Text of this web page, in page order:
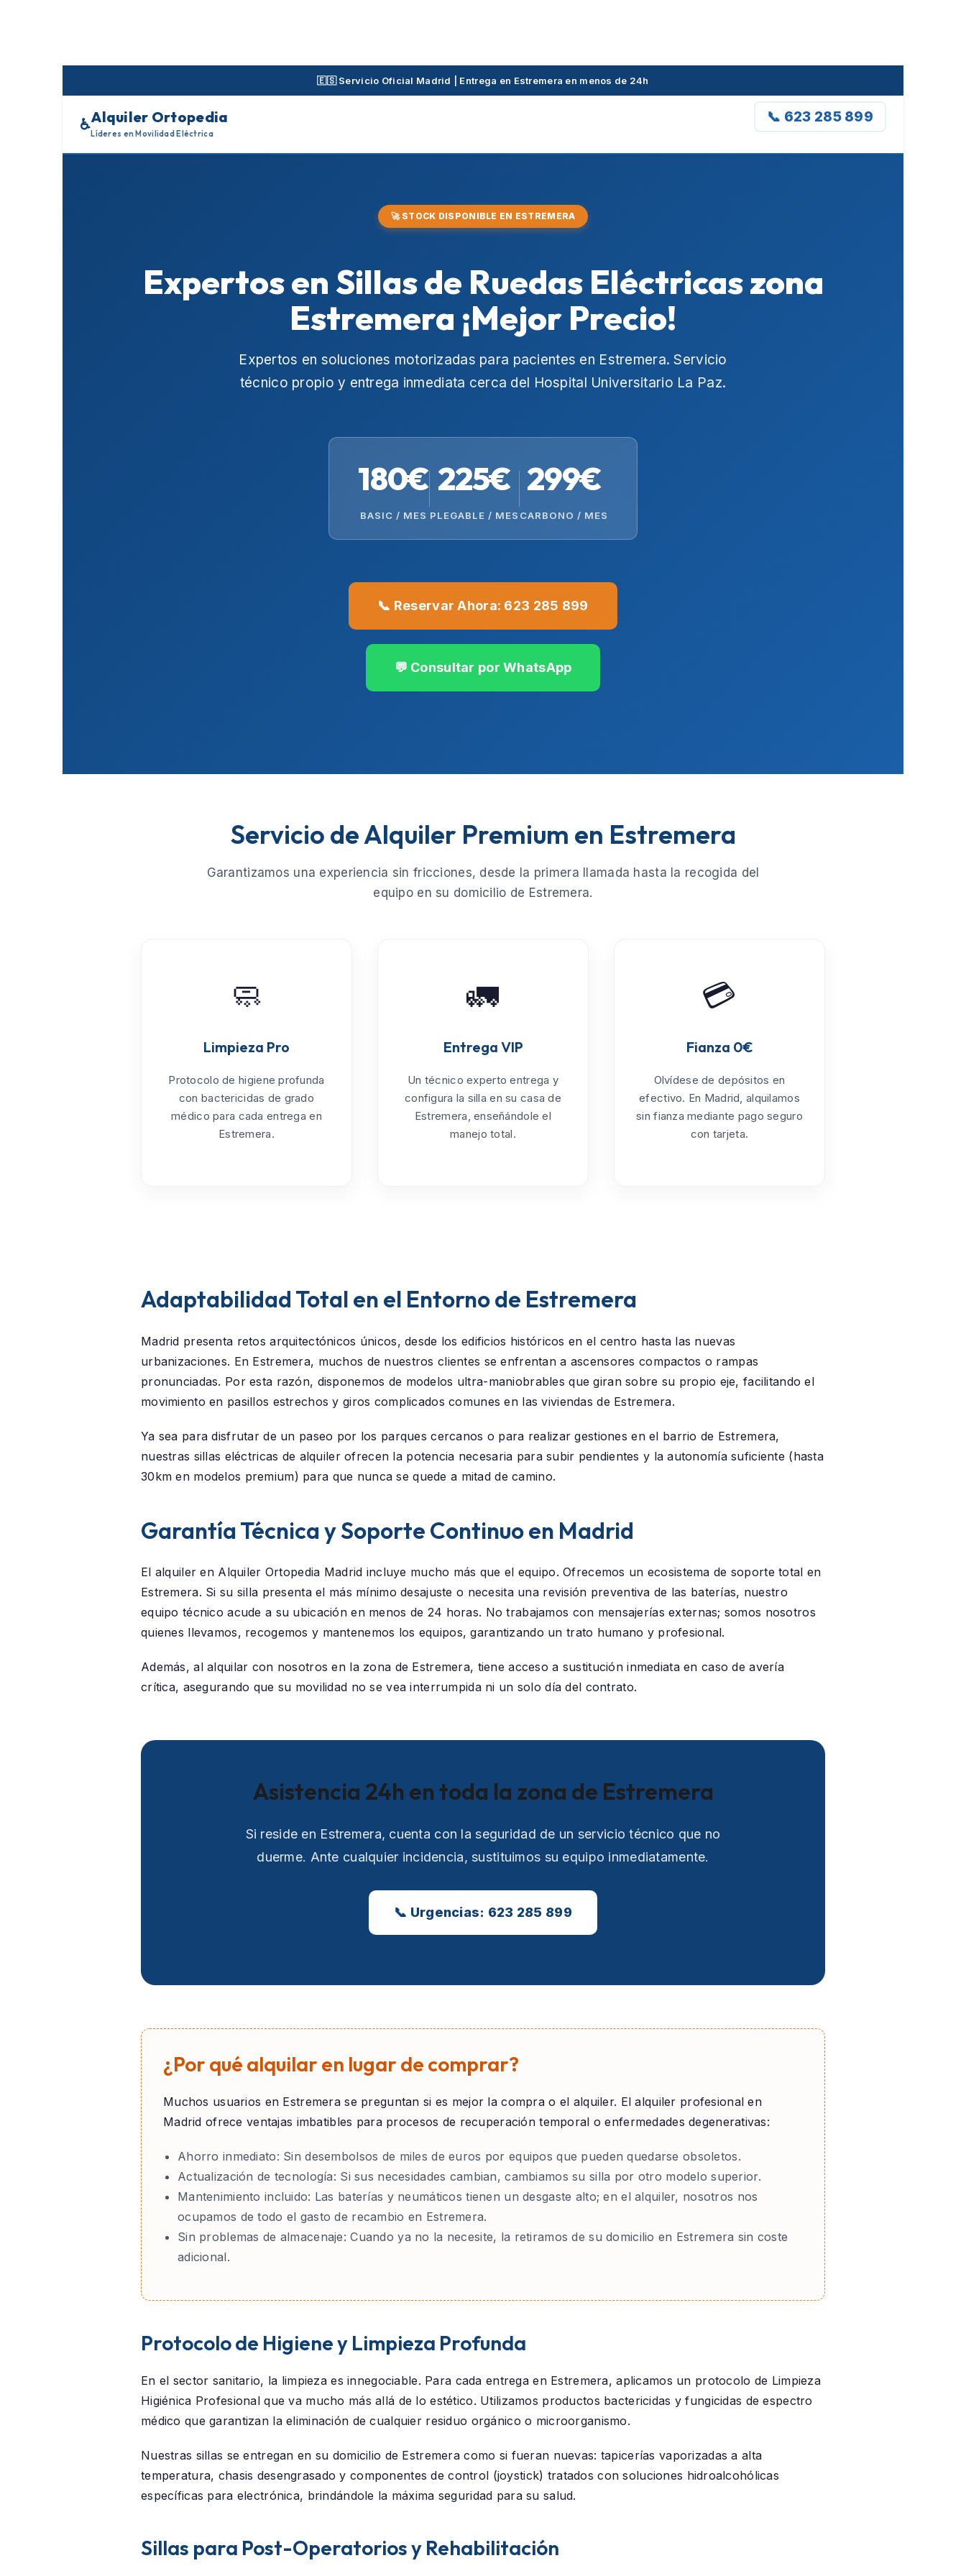
🇪🇸 Servicio Oficial Madrid | Entrega en Estremera en menos de 24h
♿Alquiler Ortopedia
Líderes en Movilidad Eléctrica
📞 623 285 899
🚀 STOCK DISPONIBLE EN ESTREMERA
Expertos en Sillas de Ruedas Eléctricas zona
Estremera ¡Mejor Precio!
Expertos en soluciones motorizadas para pacientes en Estremera. Servicio
técnico propio y entrega inmediata cerca del Hospital Universitario La Paz.
180€
BASIC / MES
225€
PLEGABLE / MES
299€
CARBONO / MES
📞 Reservar Ahora: 623 285 899
💬 Consultar por WhatsApp
Servicio de Alquiler Premium en Estremera
Garantizamos una experiencia sin fricciones, desde la primera llamada hasta la recogida del
equipo en su domicilio de Estremera.
🧼
Limpieza Pro
Protocolo dehigiene profunda
con bactericidas de grado
médico para cada entrega en
Estremera.
🚛
Entrega VIP
Un técnico experto entrega y
configura la silla en su casa de
Estremera, enseñándole el
manejo total.
💳
Fianza 0€
Olvídese de depósitos en
efectivo. En Madrid, alquilamos
sin fianza mediante pago seguro
con tarjeta.
Adaptabilidad Total en el Entorno de Estremera
Madrid presenta retos arquitectónicos únicos, desde los edificios históricos en el centro hasta las nuevas
urbanizaciones. En Estremera, muchos de nuestros clientes se enfrentan a ascensores compactos o rampas
pronunciadas. Por esta razón, disponemos de modelos ultra-maniobrables que giran sobre su propio eje, facilitando el
movimiento en pasillos estrechos y giros complicados comunes en las viviendas de Estremera.
Ya sea para disfrutar de un paseo por los parques cercanos o para realizar gestiones en el barrio de Estremera,
nuestras sillas eléctricas de alquiler ofrecen la potencia necesaria para subir pendientes y la autonomía suficiente (hasta
30km en modelos premium) para que nunca se quede a mitad de camino.
Garantía Técnica y Soporte Continuo en Madrid
El alquiler en Alquiler Ortopedia Madrid incluye mucho más que el equipo. Ofrecemos un ecosistema de soporte total en
Estremera. Si su silla presenta el más mínimo desajuste o necesita una revisión preventiva de las baterías, nuestro
equipo técnico acude a su ubicación en menos de 24 horas. No trabajamos con mensajerías externas; somos nosotros
quienes llevamos, recogemos y mantenemos los equipos, garantizando un trato humano y profesional.
Además, al alquilar con nosotros en la zona de Estremera, tiene acceso a sustitución inmediata en caso de avería
crítica, asegurando que su movilidad no se vea interrumpida ni un solo día del contrato.
Asistencia 24h en toda la zona de Estremera
Si reside en Estremera, cuenta con la seguridad de un servicio técnico que no
duerme. Ante cualquier incidencia, sustituimos su equipo inmediatamente.
📞 Urgencias: 623 285 899
¿Por qué alquilar en lugar de comprar?
Muchos usuarios en Estremera se preguntan si es mejor la compra o el alquiler. El alquiler profesional en
Madrid ofrece ventajas imbatibles para procesos de recuperación temporal o enfermedades degenerativas:
Ahorro inmediato: Sin desembolsos de miles de euros por equipos que pueden quedarse obsoletos.
Actualización de tecnología: Si sus necesidades cambian, cambiamos su silla por otro modelo superior.
Mantenimiento incluido: Las baterías y neumáticos tienen un desgaste alto; en el alquiler, nosotros nos
ocupamos de todo el gasto de recambio en Estremera.
Sin problemas de almacenaje: Cuando ya no la necesite, la retiramos de su domicilio en Estremera sin coste
adicional.
Protocolo de Higiene y Limpieza Profunda
En el sector sanitario, la limpieza es innegociable. Para cada entrega en Estremera, aplicamos un protocolo de Limpieza
Higiénica Profesional que va mucho más allá de lo estético. Utilizamos productos bactericidas y fungicidas de espectro
médico que garantizan la eliminación de cualquier residuo orgánico o microorganismo.
Nuestras sillas se entregan en su domicilio de Estremeracomo si fueran nuevas: tapicerías vaporizadas a alta
temperatura, chasis desengrasado y componentes de control (joystick) tratados con soluciones hidroalcohólicas
específicas para electrónica, brindándole la máxima seguridad para su salud.
Sillas para Post-Operatorios y Rehabilitación